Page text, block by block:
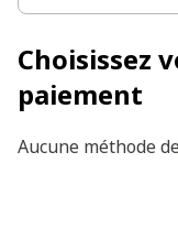
Choisissez votre
Choisissez
paiement
Aucune méthode